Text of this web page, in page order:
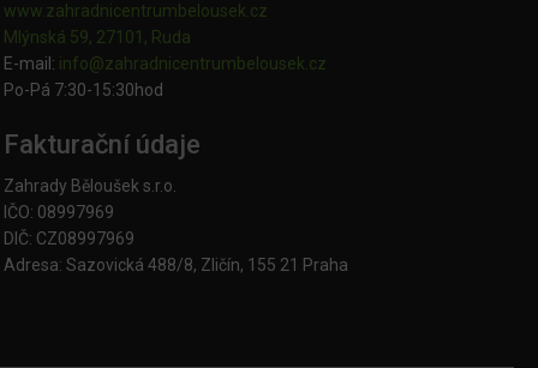
www.zahradnicentrumbelousek.cz
Mlýnská 59, 27101, Ruda
E-mail: info@zahradnicentrumbelousek.cz
Po-Pá 7:30-15:30hod
Fakturační údaje
Zahrady Běloušek s.r.o.
IČO: 08997969
DIČ: CZ08997969
Adresa: Sazovická 488/8, Zličín, 155 21 Praha